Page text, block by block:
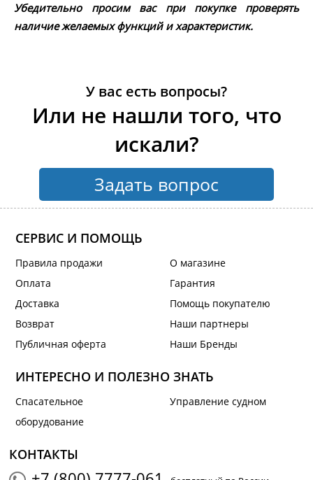
Убедительно просим вас при покупке проверять
наличие желаемых функций и характеристик.
У вас есть вопросы?
Или не нашли того, что
искали?
Задать вопрос
СЕРВИС И ПОМОЩЬ
Правила продажи
Оплата
Доставка
Возврат
Публичная оферта
О магазине
Гарантия
Помощь покупателю
Наши партнеры
Наши Бренды
ИНТЕРЕСНО И ПОЛЕЗНО ЗНАТЬ
Спасательное
оборудование
Управление судном
КОНТАКТЫ